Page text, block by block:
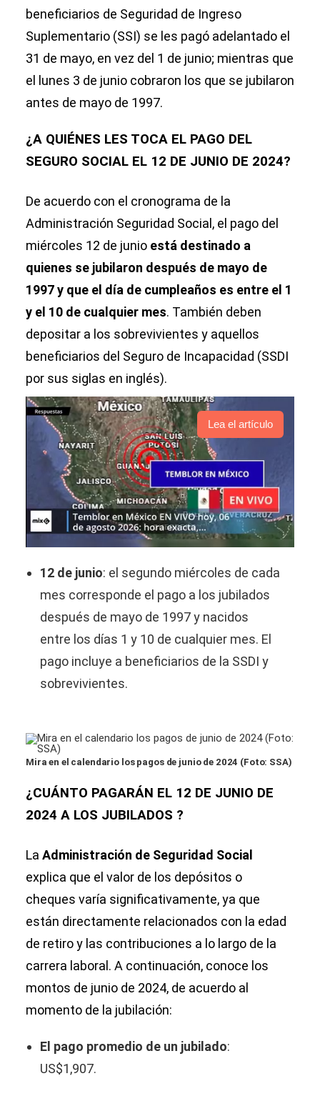
beneficiarios de Seguridad de Ingreso
Suplementario (SSI) se les pagó adelantado el
31 de mayo, en vez del 1 de junio; mientras que
el lunes 3 de junio cobraron los que se jubilaron
antes de mayo de 1997.
¿A QUIÉNES LES TOCA EL PAGO DEL
SEGURO SOCIAL EL 12 DE JUNIO DE 2024?
De acuerdo con el cronograma de la
Administración Seguridad Social, el pago del
miércoles 12 de junio está destinado a
quienes se jubilaron después de mayo de
1997 y que el día de cumpleaños es entre el 1
y el 10 de cualquier mes. También deben
depositar a los sobrevivientes y aquellos
beneficiarios del Seguro de Incapacidad (SSDI
por sus siglas en inglés).
Lea el artículo
12 de junio: el segundo miércoles de cada
mes corresponde el pago a los jubilados
después de mayo de 1997 y nacidos
entre los días 1 y 10 de cualquier mes. El
pago incluye a beneficiarios de la SSDI y
sobrevivientes.
Mira en el calendario los pagos de junio de 2024 (Foto: SSA)
¿CUÁNTO PAGARÁN EL 12 DE JUNIO DE
2024 A LOS JUBILADOS ?
La Administración de Seguridad Social
explica que el valor de los depósitos o
cheques varía significativamente, ya que
están directamente relacionados con la edad
de retiro y las contribuciones a lo largo de la
carrera laboral. A continuación, conoce los
montos de junio de 2024, de acuerdo al
momento de la jubilación:
El pago promedio de un jubilado:
US$1,907.